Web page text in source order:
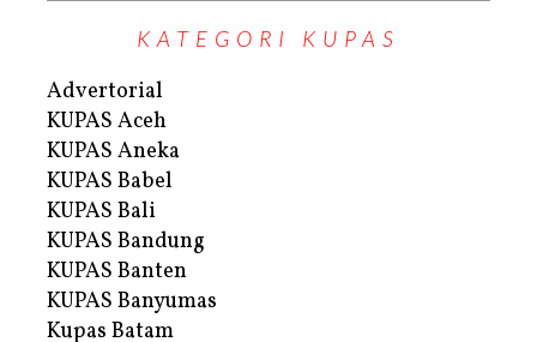
KATEGORI KUPAS
Advertorial
KUPAS Aceh
KUPAS Aneka
KUPAS Babel
KUPAS Bali
KUPAS Bandung
KUPAS Banten
KUPAS Banyumas
Kupas Batam